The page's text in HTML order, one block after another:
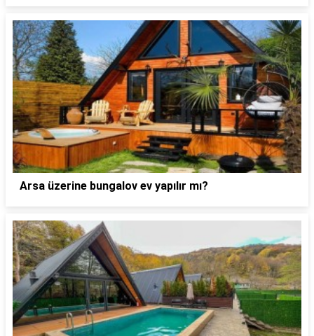
Arsa üzerine bungalov ev yapılır mı?